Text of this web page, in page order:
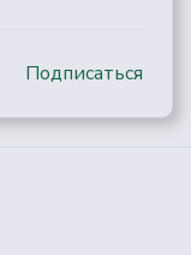
Подписаться